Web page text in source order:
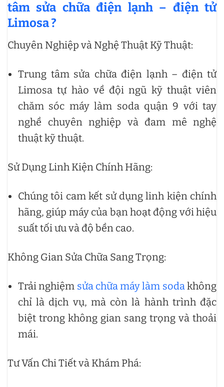
tâm sửa chữa điện lạnh – điện tử
Limosa ?
Chuyên Nghiệp và Nghệ Thuật Kỹ Thuật:
Trung tâm sửa chữa điện lạnh – điện tử
Limosa tự hào về đội ngũ kỹ thuật viên
chăm sóc máy làm soda quận 9 với tay
nghề chuyên nghiệp và đam mê nghệ
thuật kỹ thuật.
Sử Dụng Linh Kiện Chính Hãng:
Chúng tôi cam kết sử dụng linh kiện chính
hãng, giúp máy của bạn hoạt động với hiệu
suất tối ưu và độ bền cao.
Không Gian Sửa Chữa Sang Trọng:
Trải nghiệm sửa chữa máy làm sodakhông
chỉ là dịch vụ, mà còn là hành trình đặc
biệt trong không gian sang trọng và thoải
mái.
Tư Vấn Chi Tiết và Khám Phá: